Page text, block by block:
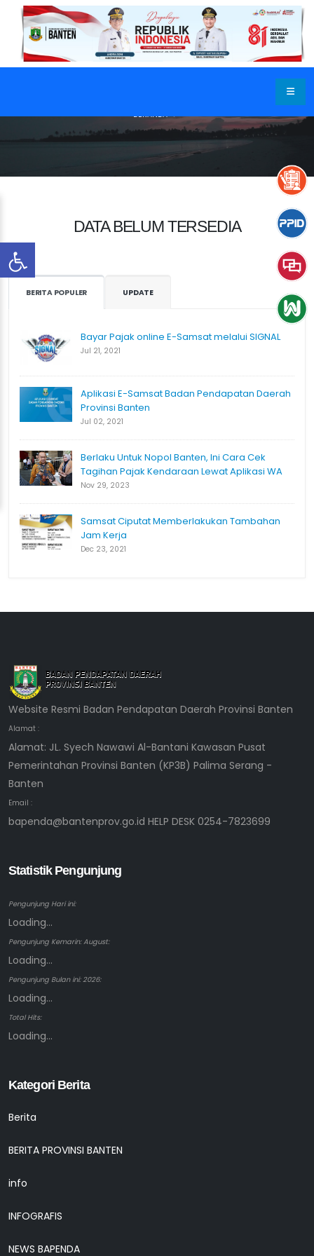
BERANDA
DATA BELUM TERSEDIA
BERITA POPULER UPDATE
Bayar Pajak online E-Samsat melalui SIGNAL
Jul 21, 2021
Aplikasi E-Samsat Badan Pendapatan Daerah
Provinsi Banten
Jul 02, 2021
Berlaku Untuk Nopol Banten, Ini Cara Cek
Tagihan Pajak Kendaraan Lewat Aplikasi WA
Nov 29, 2023
Samsat Ciputat Memberlakukan Tambahan
Jam Kerja
Dec 23, 2021
Website Resmi Badan Pendapatan Daerah Provinsi Banten
Alamat :
Alamat: JL. Syech Nawawi Al-Bantani Kawasan Pusat
Pemerintahan Provinsi Banten (KP3B) Palima Serang -
Banten
Email :
bapenda@bantenprov.go.id HELP DESK 0254-7823699
Statistik Pengunjung
Pengunjung Hari ini:
Loading...
Pengunjung Kemarin: August:
Loading...
Pengunjung Bulan ini: 2026:
Loading...
Total Hits:
Loading...
Kategori Berita
Berita
BERITA PROVINSI BANTEN
info
INFOGRAFIS
NEWS BAPENDA